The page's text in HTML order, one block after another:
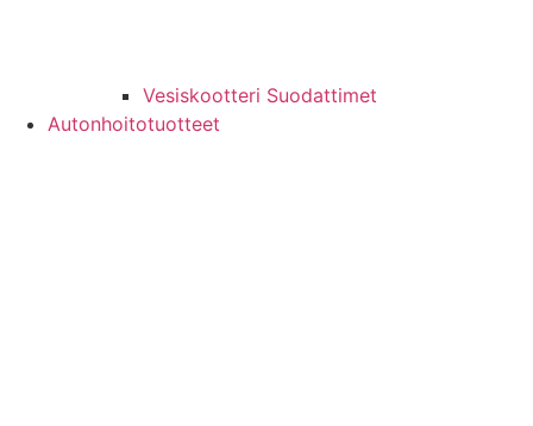
Vesiskootteri Suodattimet
Autonhoitotuotteet